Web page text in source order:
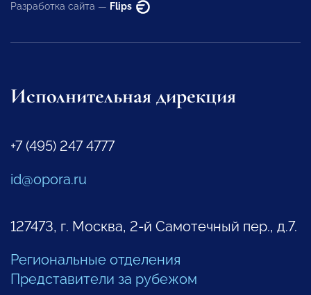
Разработка сайта — Flips
Исполнительная дирекция
+7 (495) 247 4777
id@opora.ru
127473, г. Москва, 2-й Самотечный пер., д.7.
Региональные отделения
Представители за рубежом